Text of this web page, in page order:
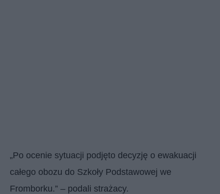
„Po ocenie sytuacji podjęto decyzję o ewakuacji
całego obozu do Szkoły Podstawowej we
Fromborku.” – podali strażacy.